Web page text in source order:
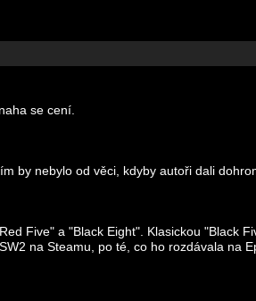
se cení.
by nebylo od věci, kdyby autoři dali
Five" a "Black Eight". Klasickou "Black
na Steamu, po té, co ho rozdávala na